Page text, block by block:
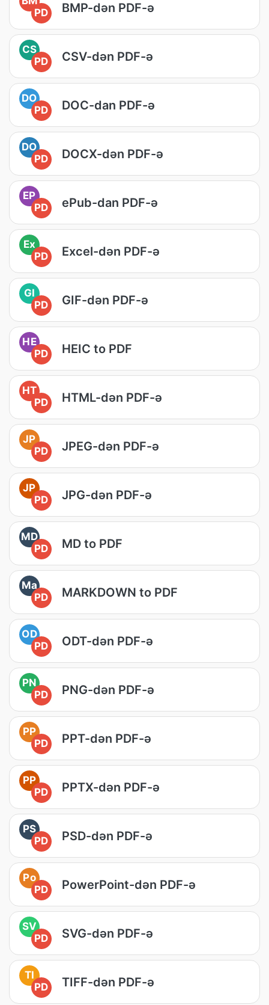
PD
BMP-dən PDF-ə
CS
PD
CSV-dən PDF-ə
DO
PD
DOC-dan PDF-ə
DO
PD
DOCX-dən PDF-ə
EP
PD
ePub-dan PDF-ə
Ex
PD
Excel-dən PDF-ə
GI
PD
GIF-dən PDF-ə
HE
PD
HEIC to PDF
HT
PD
HTML-dən PDF-ə
JP
PD
JPEG-dən PDF-ə
JP
PD
JPG-dən PDF-ə
MD
PD
MD to PDF
Ma
PD
MARKDOWN to PDF
OD
PD
ODT-dən PDF-ə
PN
PD
PNG-dən PDF-ə
PP
PD
PPT-dən PDF-ə
PP
PD
PPTX-dən PDF-ə
PS
PD
PSD-dən PDF-ə
Po
PD
PowerPoint-dən PDF-ə
SV
PD
SVG-dən PDF-ə
TI
PD
TIFF-dən PDF-ə